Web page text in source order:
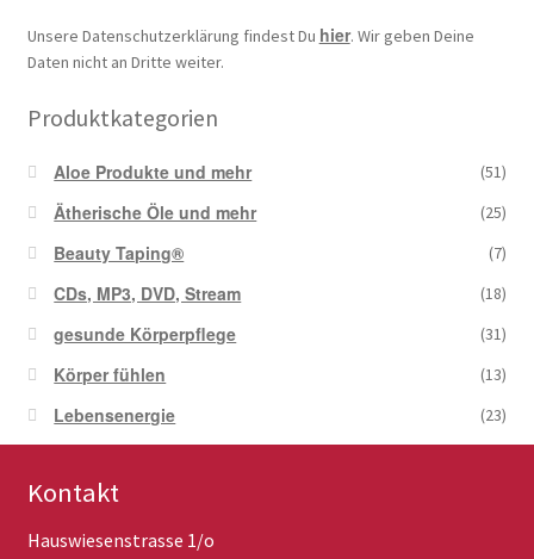
Unsere Datenschutzerklärung findest Du hier. Wir geben Deine
Daten nicht an Dritte weiter.
Produktkategorien
Aloe Produkte und mehr (51)
Ätherische Öle und mehr (25)
Beauty Taping® (7)
CDs, MP3, DVD, Stream (18)
gesunde Körperpflege (31)
Körper fühlen (13)
Lebensenergie (23)
Kontakt
Hauswiesenstrasse 1/o